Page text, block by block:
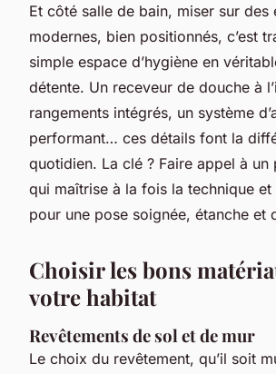
Et côté salle de bain, miser sur des
modernes, bien positionnés, c’est
simple espace d’hygiène en
détente. Un receveur de douche à
rangements intégrés, un système
performant… ces détails font la
quotidien. La clé ? Faire appel à un
qui maîtrise à la fois la technique et
pour une pose soignée, étanche et
Choisir les bons
votre habitat
Revêtements de sol et de mur
Le choix du revêtement, qu’il soit